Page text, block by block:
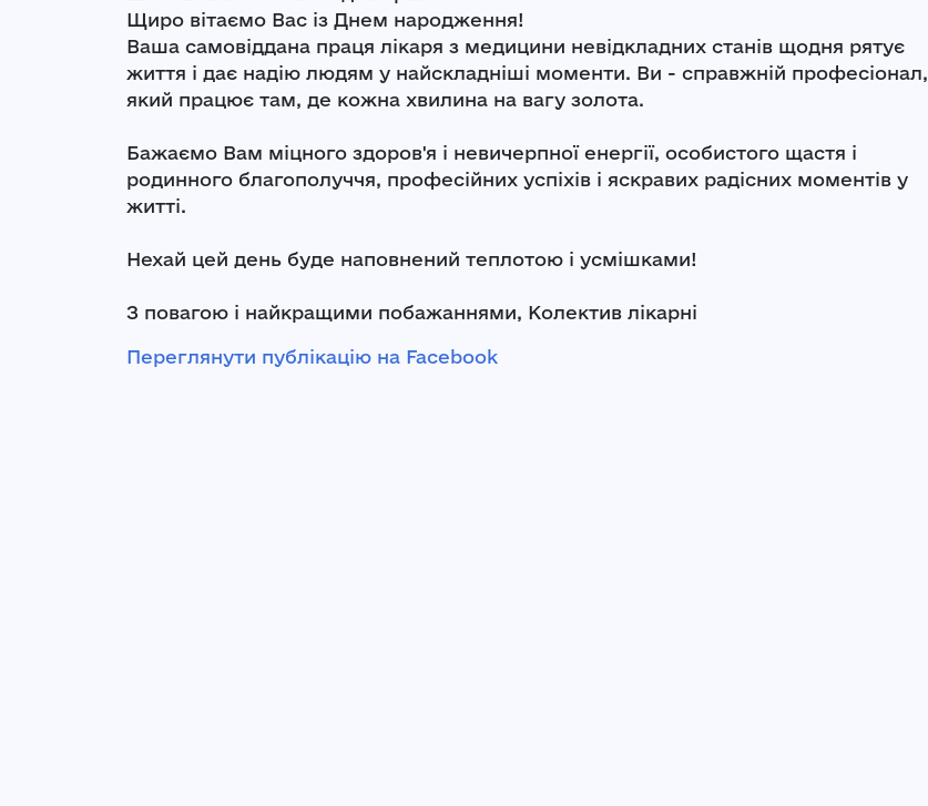
Щиро вітаємо Вас із Днем народження!
Ваша самовіддана праця лікаря з медицини невідкладних станів щодня рятує
життя і дає надію людям у найскладніші моменти. Ви - справжній професіонал,
який працює там, де кожна хвилина на вагу золота.
Бажаємо Вам міцного здоров'я і невичерпної енергії, особистого щастя і
родинного благополуччя, професійних успіхів і яскравих радісних моментів у
житті.
Нехай цей день буде наповнений теплотою і усмішками!
З повагою і найкращими побажаннями, Колектив лікарні
Переглянути публікацію на Facebook